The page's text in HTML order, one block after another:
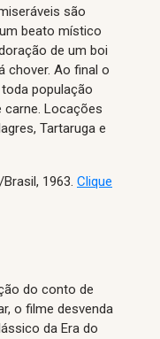
são
beato místico
de um boi
chover. Ao final o
população
carne. Locações
Tartaruga e
1963. Clique
do conto de
o filme desvenda
da Era do